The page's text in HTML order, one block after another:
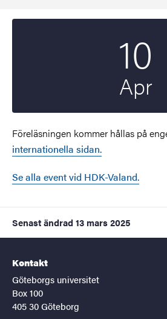
10
Apr
Föreläsningen kommer hållas på
internationella sidan.
Se alla event vid HDK-Valand.
Senast ändrad 13 mars 2025
Kontakt
Göteborgs universitet
Box 100
405 30 Göteborg